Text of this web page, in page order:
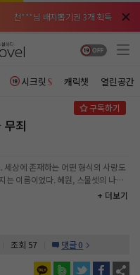
천***님 배지뽑기권 3개 획득
천***님 배지뽑기권 3개 획득
**님 체험권 3일 획득
**님 체험권 3일 획득
주**님 일반뽑기권 2개 획득
주**님 일반뽑기권 2개 획득
**님
**님
갈***님 후원10코인 획득
갈***님 후원10코인 획득
시크릿 캐릭챗 열린공간
무죄
세상에 존재하는 어떤 형식의 사랑도
. 혜원, 스물셋의 나이
발을 내디딘 그녀는 분명 그들과는 달
일뿐이었다. 그렇게 사랑이라는 감정
되기까지 얼마남지 않은 그를.
+ 더보기
조회 57 댓글 0